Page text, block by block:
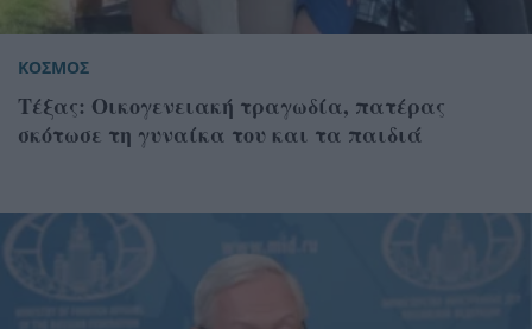
ΚΟΣΜΟΣ
Τέξας: Οικογενειακή τραγωδία, πατέρας
σκότωσε τη γυναίκα του και τα παιδιά